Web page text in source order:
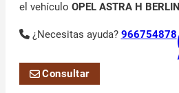
el vehículo OPEL ASTRA H
¿Necesitas ayuda? 966754878
Consultar